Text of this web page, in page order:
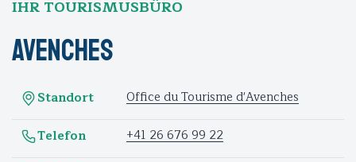
IHR TOURISMUSBÜRO
Avenches
Standort
Office du Tourisme d'Avenches
Telefon
+41 26 676 99 22